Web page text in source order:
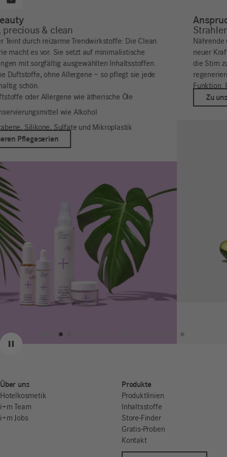
Anspruchsvolle Haut
Strahlend & stark
Nährende Gesichtspflege verhilft anspruchsvoller Haut zu
neuer Kraft, um vorzeitiger, umweltbedingter Hautalterung
die Stirn zu bieten. Unsere hochwertigen Rezepturen
regenerieren, stärken und unterstützen die natürliche Repair-
Funktion. Für glatte Geschmeidigkeit und festen Teint.
Zu unseren Pflegeserien
Zurück
Weiter
Pause
Über uns
Hotelkosmetik
i+m Team
i+m Jobs
Produkte
Produktlinien
Inhaltsstoffe
Store-Finder
Gratis-Proben
Kontakt